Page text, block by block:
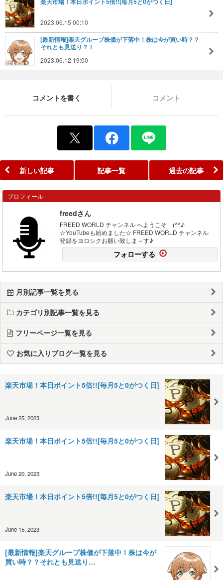
2023.06.15 00:10
[最新情報]楽天グループ株価が下落中！株は今が買い時？？
それとも見送り？！
2023.06.12 19:00
コメントを書く コメント
新しい記事 記事一覧 過去の記事
プロフィール
freedさん
FREED WORLD チャンネル へようこそ (^^♪
☆YouTubeも始めました☆ FREED WORLD チャンネル
登録をヨロシクお願い致しま～す♪
フォローする
月別記事一覧を見る
カテゴリ別記事一覧を見る
フリーページ一覧を見る
お気に入りブログ一覧を見る
楽天市場！本日ポイント5倍!![毎月5と0がつく日]
June 25, 2023
楽天市場！本日ポイント5倍!![毎月5と0がつく日]
June 20, 2023
楽天市場！本日ポイント5倍!![毎月5と0がつく日]
June 15, 2023
[最新情報]楽天グループ株価が下落中！株は今が
買い時？？それとも見送り…